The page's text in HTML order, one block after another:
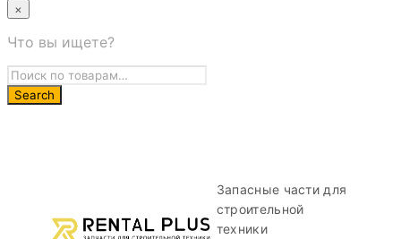
×
Что вы ищете?
Запасные части для
строительной
техники